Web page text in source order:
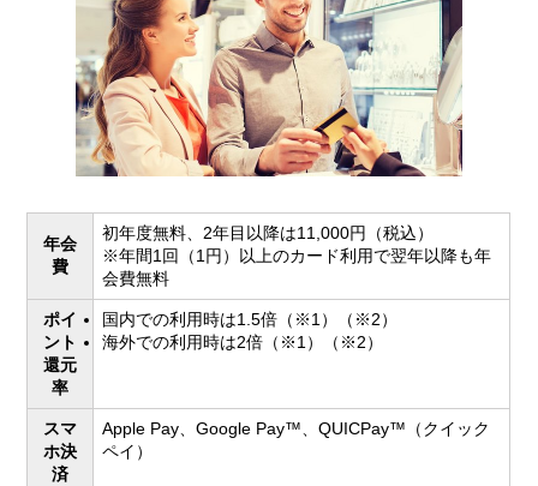
年会
費
初年度無料、2年目以降は11,000円（税込）
※年間1回（1円）以上のカード利用で翌年以降も年
会費無料
ポイ
ント
還元
率
国内での利用時は1.5倍（※1）（※2）
海外での利用時は2倍（※1）（※2）
スマ
ホ決
済
Apple Pay、Google Pay™、QUICPay™（クイック
ペイ）